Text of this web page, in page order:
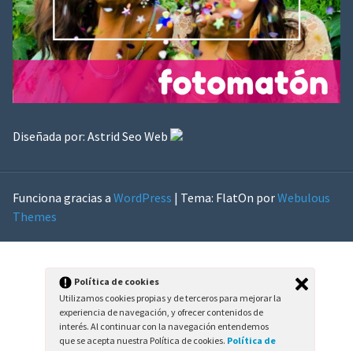
Diseñada por: Astrid Seo Web
Funciona gracias a WordPress | Tema: FlatOn porWebulous
Themes
Política de cookies
Utilizamos cookies propias y de terceros para mejorar la
experiencia de navegación, y ofrecer contenidos de
interés. Al continuar con la navegación entendemos
que se acepta nuestra Política de cookies. Política de